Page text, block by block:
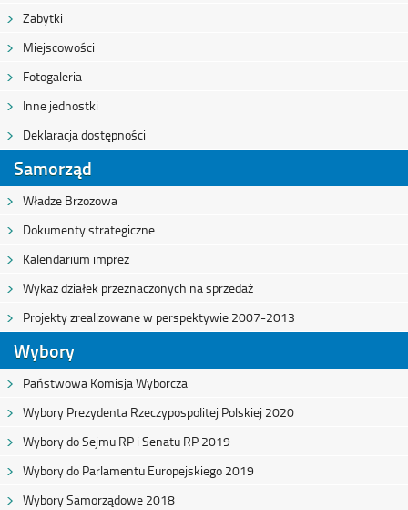
Zabytki
Miejscowości
Fotogaleria
Inne jednostki
Deklaracja dostępności
Samorząd
Władze Brzozowa
Dokumenty strategiczne
Kalendarium imprez
Wykaz działek przeznaczonych na sprzedaż
Projekty zrealizowane w perspektywie 2007-2013
Wybory
Państwowa Komisja Wyborcza
Wybory Prezydenta Rzeczypospolitej Polskiej 2020
Wybory do Sejmu RP i Senatu RP 2019
Wybory do Parlamentu Europejskiego 2019
Wybory Samorządowe 2018